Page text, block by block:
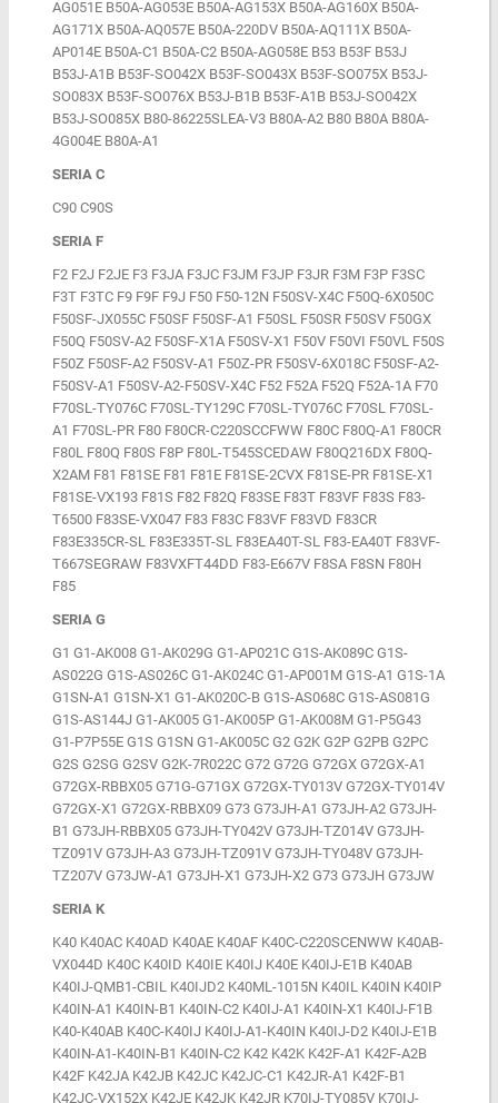
AG051E B50A-AG053E B50A-AG153X B50A-AG160X B50A-
AG171X B50A-AQ057E B50A-220DV B50A-AQ111X B50A-
AP014E B50A-C1 B50A-C2 B50A-AG058E B53 B53F B53J
B53J-A1B B53F-SO042X B53F-SO043X B53F-SO075X B53J-
SO083X B53F-SO076X B53J-B1B B53F-A1B B53J-SO042X
B53J-SO085X B80-86225SLEA-V3 B80A-A2 B80 B80A B80A-
4G004E B80A-A1
SERIA C
C90 C90S
SERIA F
F2 F2J F2JE F3 F3JA F3JC F3JM F3JP F3JR F3M F3P F3SC
F3T F3TC F9 F9F F9J F50 F50-12N F50SV-X4C F50Q-6X050C
F50SF-JX055C F50SF F50SF-A1 F50SL F50SR F50SV F50GX
F50Q F50SV-A2 F50SF-X1A F50SV-X1 F50V F50VI F50VL F50S
F50Z F50SF-A2 F50SV-A1 F50Z-PR F50SV-6X018C F50SF-A2-
F50SV-A1 F50SV-A2-F50SV-X4C F52 F52A F52Q F52A-1A F70
F70SL-TY076C F70SL-TY129C F70SL-TY076C F70SL F70SL-
A1 F70SL-PR F80 F80CR-C220SCCFWW F80C F80Q-A1 F80CR
F80L F80Q F80S F8P F80L-T545SCEDAW F80Q216DX F80Q-
X2AM F81 F81SE F81 F81E F81SE-2CVX F81SE-PR F81SE-X1
F81SE-VX193 F81S F82 F82Q F83SE F83T F83VF F83S F83-
T6500 F83SE-VX047 F83 F83C F83VF F83VD F83CR
F83E335CR-SL F83E335T-SL F83EA40T-SL F83-EA40T F83VF-
T667SEGRAW F83VXFT44DD F83-E667V F8SA F8SN F80H
F85
SERIA G
G1 G1-AK008 G1-AK029G G1-AP021C G1S-AK089C G1S-
AS022G G1S-AS026C G1-AK024C G1-AP001M G1S-A1 G1S-1A
G1SN-A1 G1SN-X1 G1-AK020C-B G1S-AS068C G1S-AS081G
G1S-AS144J G1-AK005 G1-AK005P G1-AK008M G1-P5G43
G1-P7P55E G1S G1SN G1-AK005C G2 G2K G2P G2PB G2PC
G2S G2SG G2SV G2K-7R022C G72 G72G G72GX G72GX-A1
G72GX-RBBX05 G71G-G71GX G72GX-TY013V G72GX-TY014V
G72GX-X1 G72GX-RBBX09 G73 G73JH-A1 G73JH-A2 G73JH-
B1 G73JH-RBBX05 G73JH-TY042V G73JH-TZ014V G73JH-
TZ091V G73JH-A3 G73JH-TZ091V G73JH-TY048V G73JH-
TZ207V G73JW-A1 G73JH-X1 G73JH-X2 G73 G73JH G73JW
SERIA K
K40 K40AC K40AD K40AE K40AF K40C-C220SCENWW K40AB-
VX044D K40C K40ID K40IE K40IJ K40E K40IJ-E1B K40AB
K40IJ-QMB1-CBIL K40IJD2 K40ML-1015N K40IL K40IN K40IP
K40IN-A1 K40IN-B1 K40IN-C2 K40IJ-A1 K40IN-X1 K40IJ-F1B
K40-K40AB K40C-K40IJ K40IJ-A1-K40IN K40IJ-D2 K40IJ-E1B
K40IN-A1-K40IN-B1 K40IN-C2 K42 K42K K42F-A1 K42F-A2B
K42F K42JA K42JB K42JC K42JC-C1 K42JR-A1 K42F-B1
K42JC-VX152X K42JE K42JK K42JR K70IJ-TY085V K70IJ-